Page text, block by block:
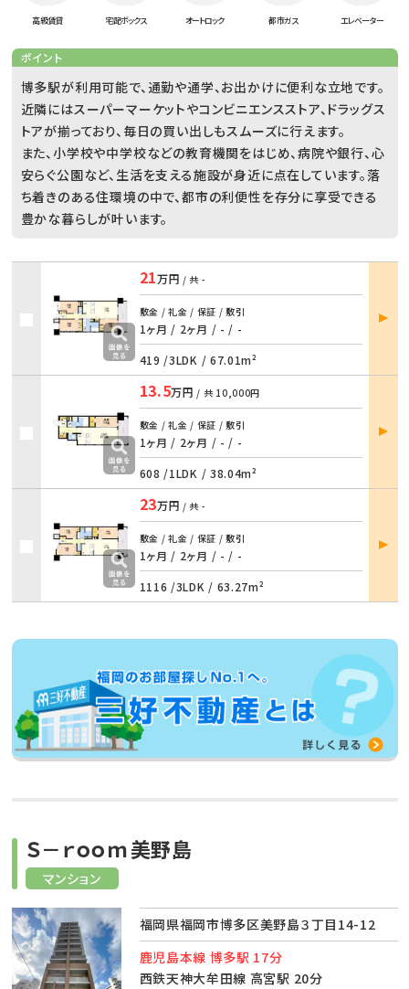
高級賃貸 宅配ボックス オートロック 都市ガス エレベーター
ポイント
博多駅が利用可能で、通勤や通学、お出かけに便利な立地です。
近隣にはスーパーマーケットやコンビニエンスストア、ドラッグス
トアが揃っており、毎日の買い出しもスムーズに行えます。
また、小学校や中学校などの教育機関をはじめ、病院や銀行、心
安らぐ公園など、生活を支える施設が身近に点在しています。落
ち着きのある住環境の中で、都市の利便性を存分に享受できる
豊かな暮らしが叶います。
21万円 / 共 -
敷金 / 礼金 / 保証 / 敷引
1ヶ月 / 2ヶ月 / - / -
419 /3LDK / 67.01m²
部屋
詳細
13.5万円 / 共 10,000円
敷金 / 礼金 / 保証 / 敷引
1ヶ月 / 2ヶ月 / - / -
608 /1LDK / 38.04m²
部屋
詳細
23万円 / 共 -
敷金 / 礼金 / 保証 / 敷引
1ヶ月 / 2ヶ月 / - / -
1116 /3LDK / 63.27m²
部屋
詳細
マンション
Ｓ－ｒｏｏｍ美野島
福岡県福岡市博多区美野島３丁目14-12
鹿児島本線 博多駅 17分
西鉄天神大牟田線 高宮駅 20分